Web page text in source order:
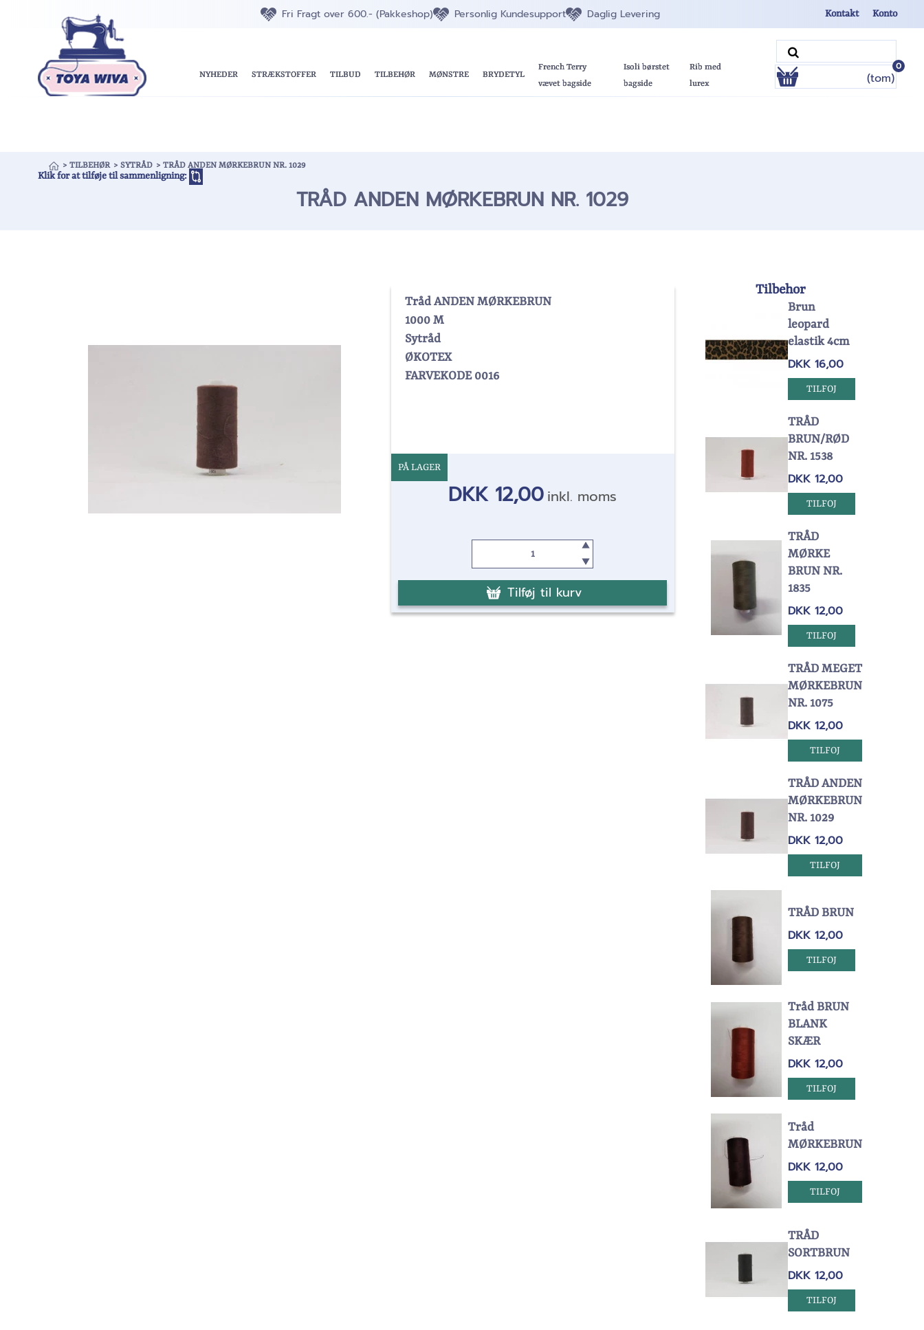
Fri Fragt over 600.- (Pakkeshop) Personlig Kundesupport Daglig Levering Kontakt Konto
NYHEDER STRÆKSTOFFER TILBUD TILBEHØR MØNSTRE BRYDETYL
French Terry
vævet bagside
Isoli børstet
bagside
Rib med
lurex
(tom)
0
> TILBEHØR > SYTRÅD > TRÅD ANDEN MØRKEBRUN NR. 1029
Klik for at tilføje til sammenligning:
TRÅD ANDEN MØRKEBRUN NR. 1029
Tråd ANDEN MØRKEBRUN
1000 M
Sytråd
ØKOTEX
FARVEKODE 0016
PÅ LAGER
DKK 12,00 inkl. moms
Tilføj til kurv
Tilbehor
Brun
leopard
elastik 4cm
DKK 16,00
TILFOJ
TRÅD
BRUN/RØD
NR. 1538
DKK 12,00
TILFOJ
TRÅD
MØRKE
BRUN NR.
1835
DKK 12,00
TILFOJ
TRÅD MEGET
MØRKEBRUN
NR. 1075
DKK 12,00
TILFOJ
TRÅD ANDEN
MØRKEBRUN
NR. 1029
DKK 12,00
TILFOJ
TRÅD BRUN
DKK 12,00
TILFOJ
Tråd BRUN
BLANK
SKÆR
DKK 12,00
TILFOJ
Tråd
MØRKEBRUN
DKK 12,00
TILFOJ
TRÅD
SORTBRUN
DKK 12,00
TILFOJ